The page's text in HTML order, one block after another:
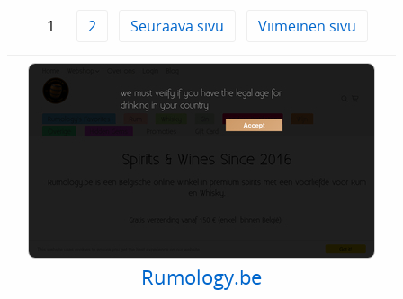
1 2 Seuraava sivu Viimeinen sivu
Rumology.be